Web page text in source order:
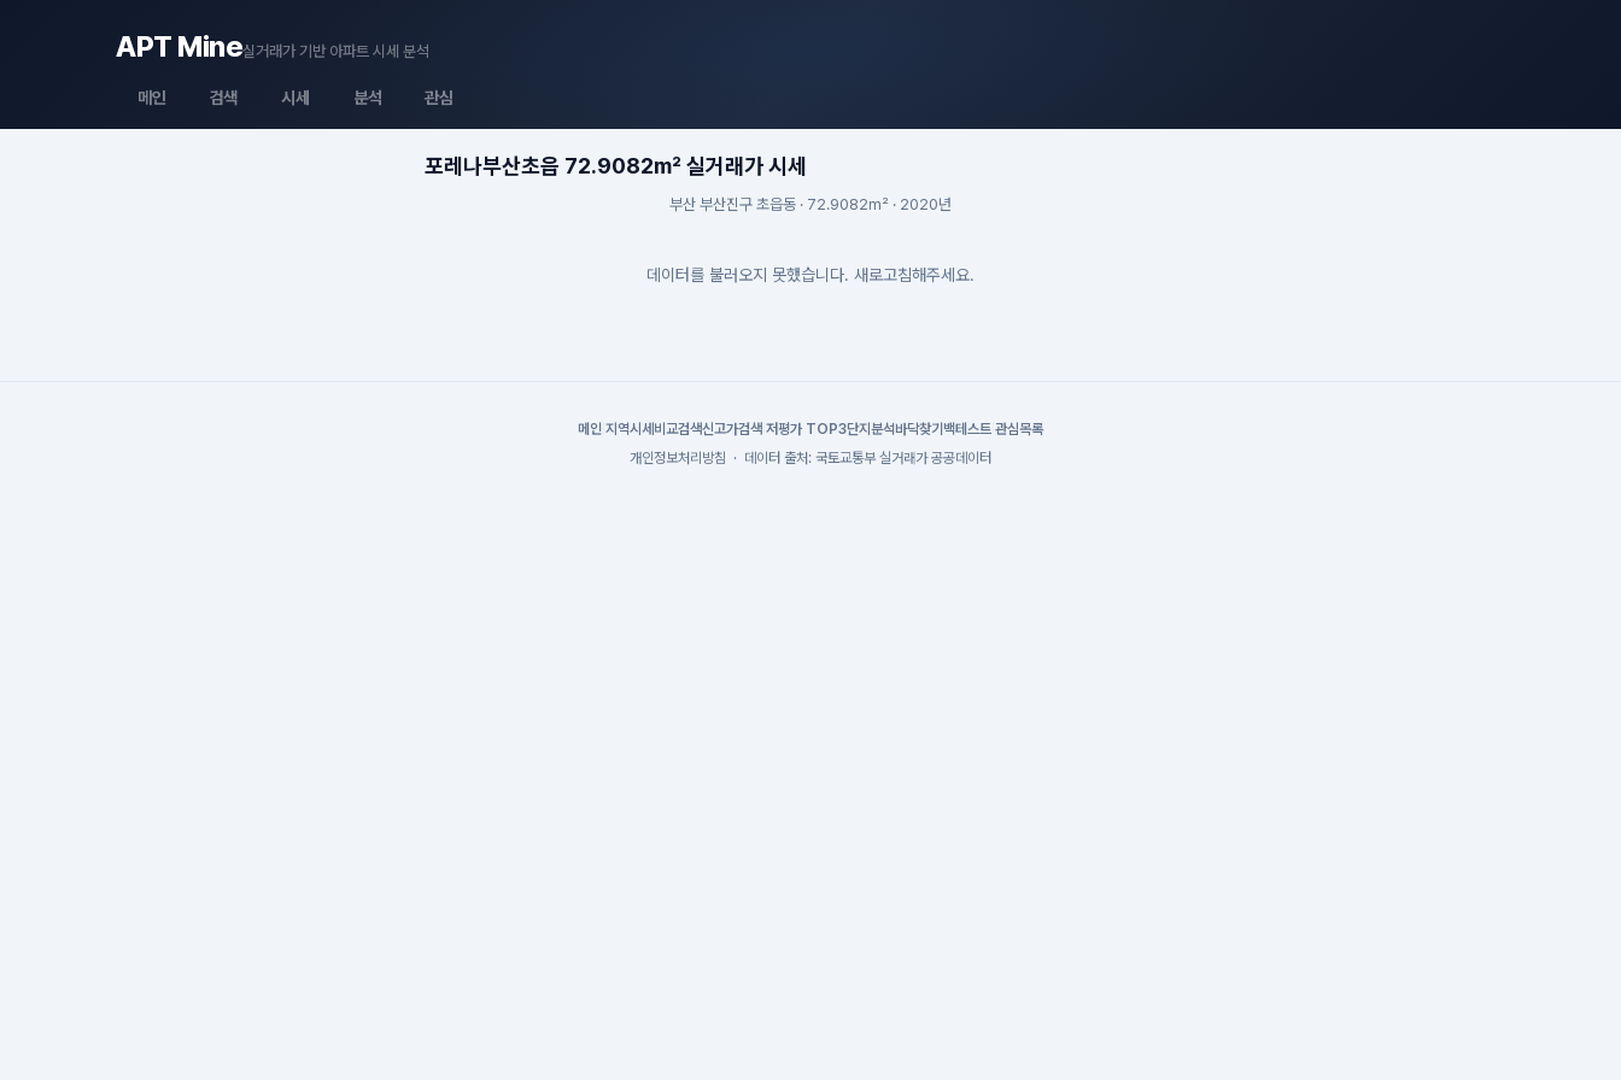
APT Mine실거래가 기반 아파트 시세 분석
메인 검색 시세 분석 관심
포레나부산초읍 72.9082m² 실거래가 시세
부산 부산진구 초읍동 · 72.9082m² · 2020년
데이터를 불러오지 못했습니다. 새로고침해주세요.
메인 지역시세 비교검색신고가검색 저평가 TOP3단지분석 바닥찾기 백테스트 관심목록
개인정보처리방침 · 데이터 출처: 국토교통부 실거래가 공공데이터